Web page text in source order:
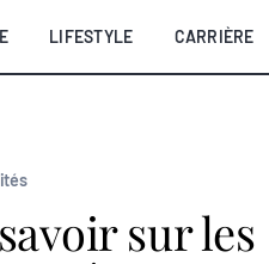
LIFESTYLE CARRIÈRE
sur les